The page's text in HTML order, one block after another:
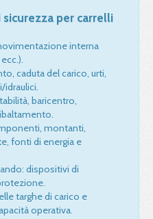
per carrelli
interna
caduta del carico, urti,
idraulici.
baricentro,
montanti,
fonti di energia e
dispositivi di
targhe di carico e
operativa.